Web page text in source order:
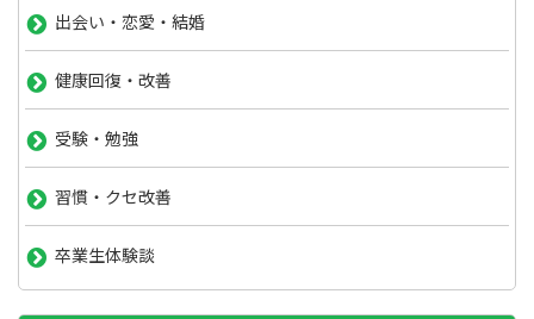
出会い・恋愛・結婚
健康回復・改善
受験・勉強
習慣・クセ改善
卒業生体験談